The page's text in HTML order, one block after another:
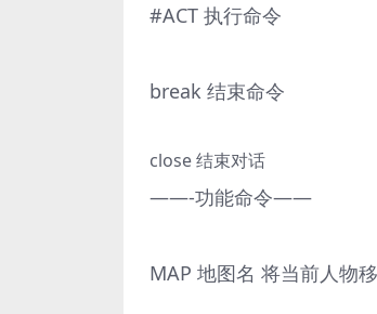
#ACT 执行命令
break 结束命令
close 结束对话
——-功能命令——
MAP 地图名 将当前人物